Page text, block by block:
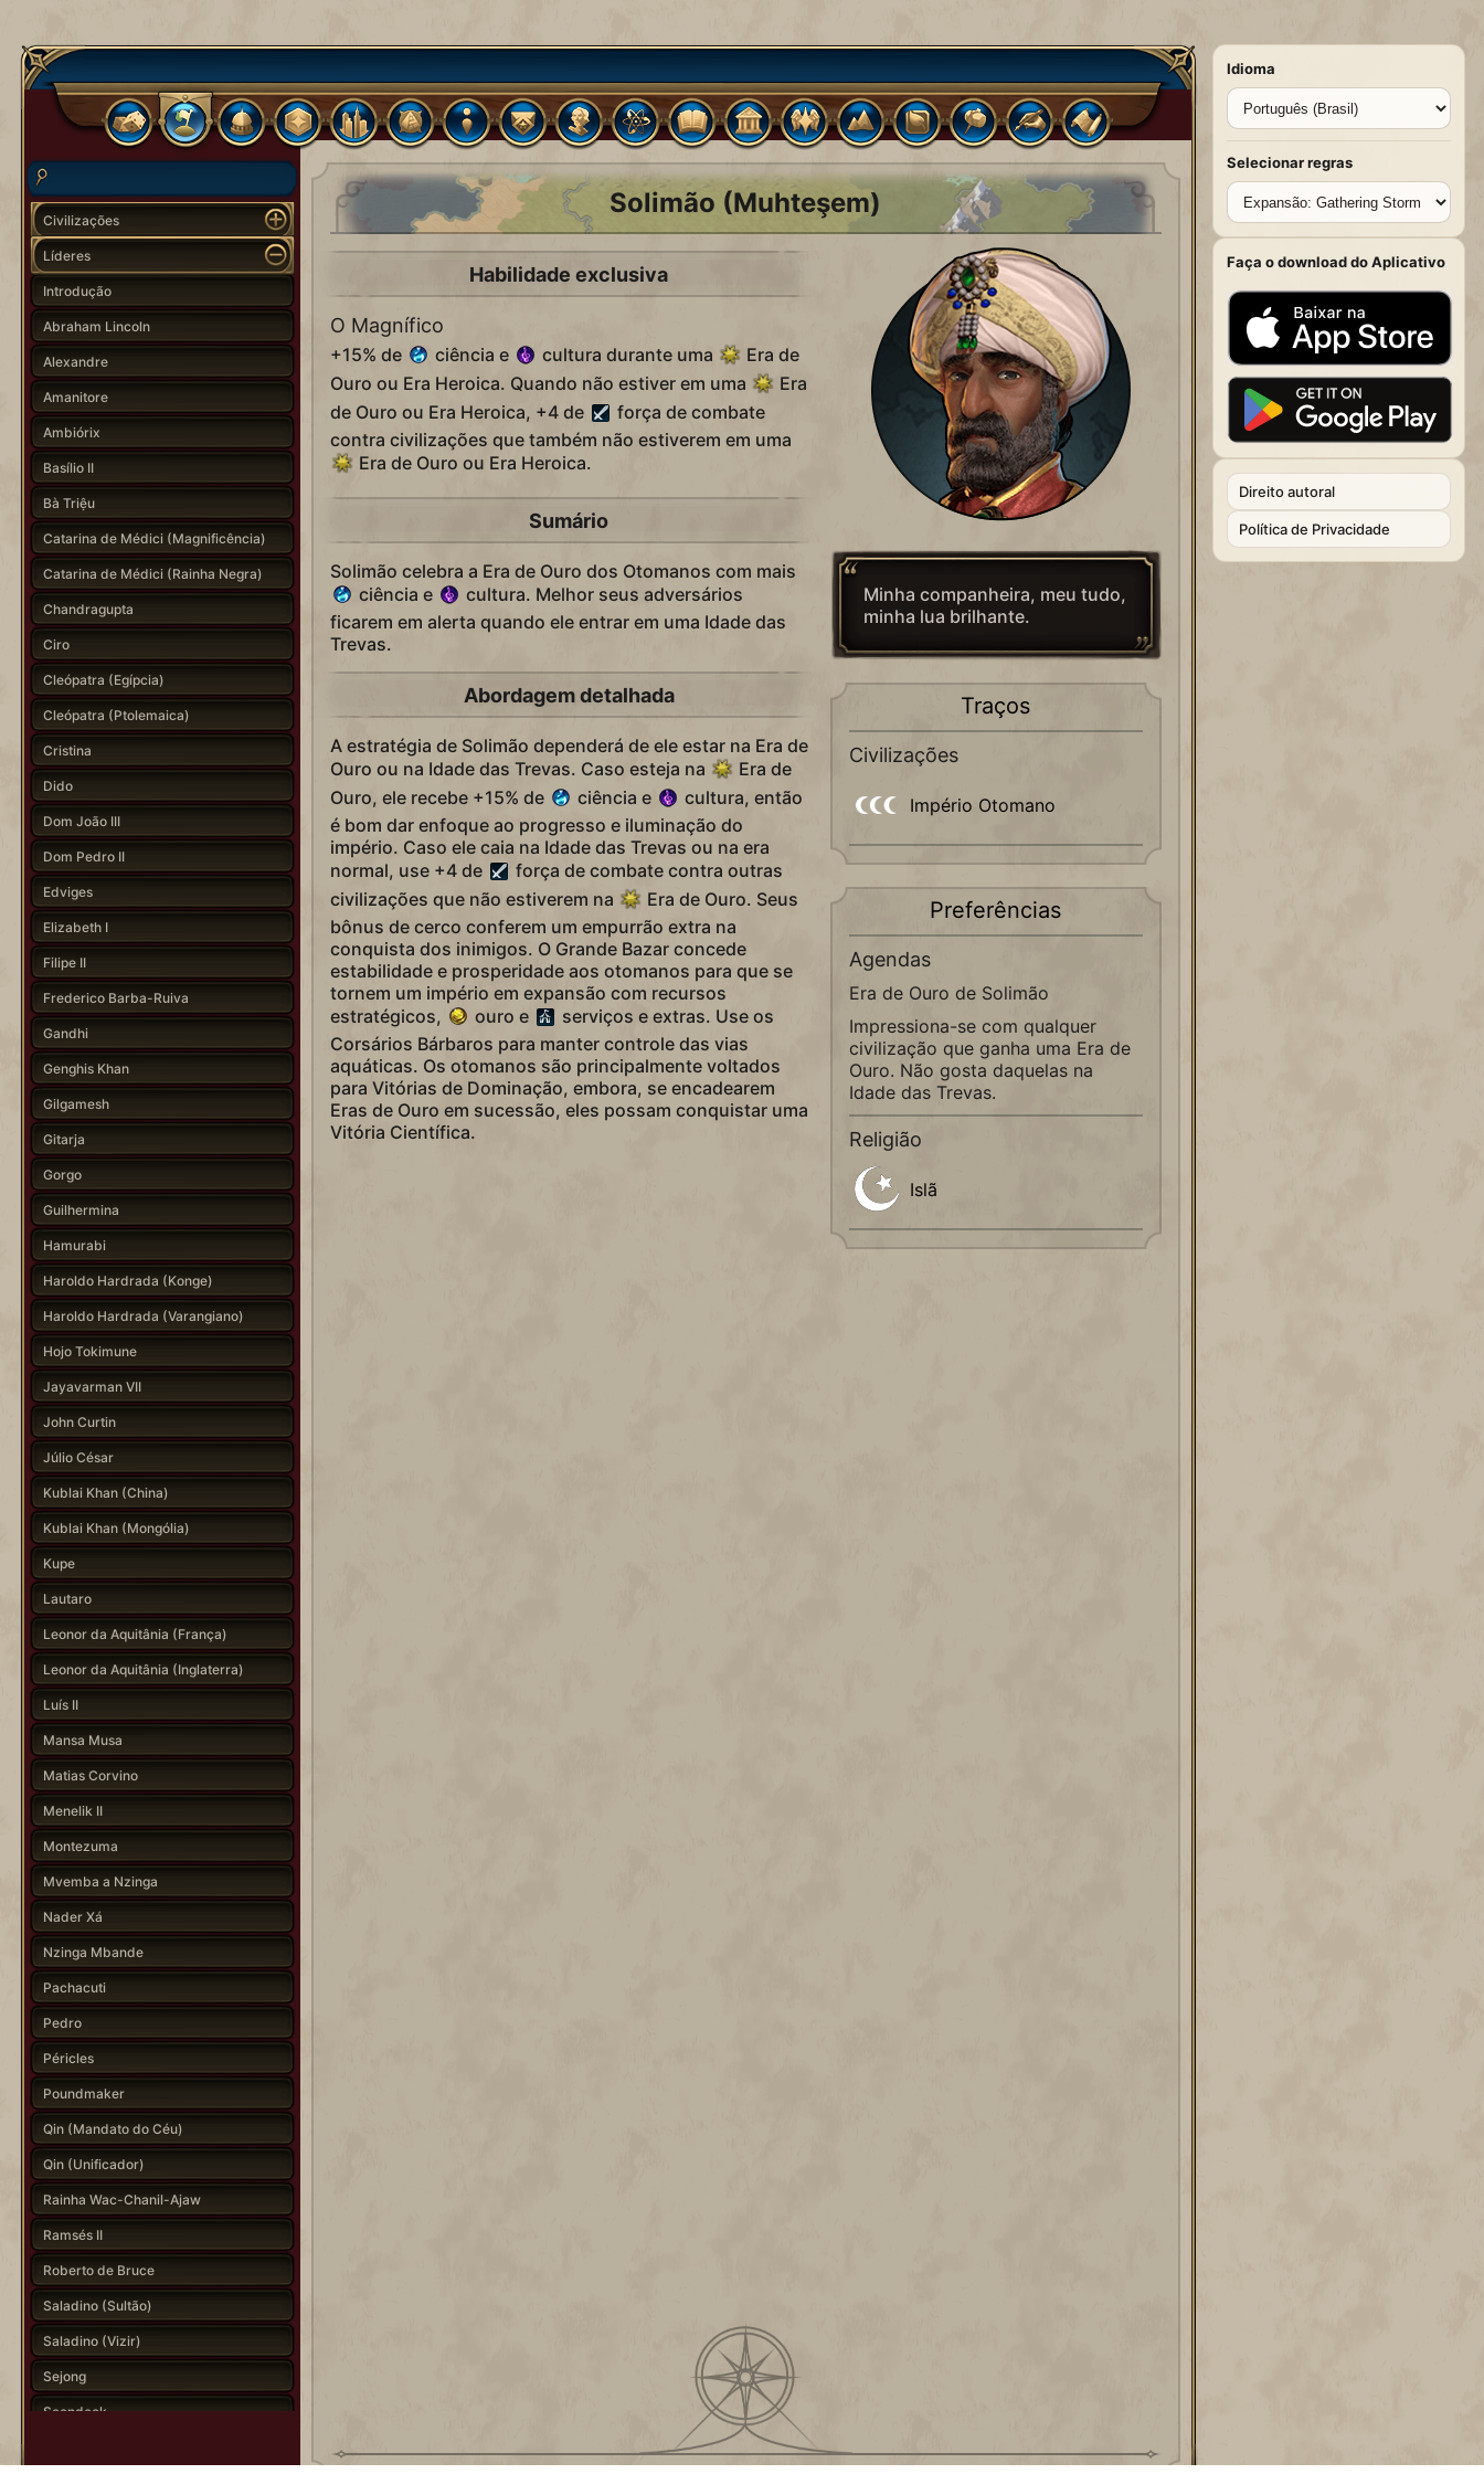
Civilizações
Líderes
Introdução
Abraham Lincoln
Alexandre
Amanitore
Ambiórix
Basílio II
Bà Triệu
Catarina de Médici (Magnificência)
Catarina de Médici (Rainha Negra)
Chandragupta
Ciro
Cleópatra (Egípcia)
Cleópatra (Ptolemaica)
Cristina
Dido
Dom João III
Dom Pedro II
Edviges
Elizabeth I
Filipe II
Frederico Barba-Ruiva
Gandhi
Genghis Khan
Gilgamesh
Gitarja
Gorgo
Guilhermina
Hamurabi
Haroldo Hardrada (Konge)
Haroldo Hardrada (Varangiano)
Hojo Tokimune
Jayavarman VII
John Curtin
Júlio César
Kublai Khan (China)
Kublai Khan (Mongólia)
Kupe
Lautaro
Leonor da Aquitânia (França)
Leonor da Aquitânia (Inglaterra)
Luís II
Mansa Musa
Matias Corvino
Menelik II
Montezuma
Mvemba a Nzinga
Nader Xá
Nzinga Mbande
Pachacuti
Pedro
Péricles
Poundmaker
Qin (Mandato do Céu)
Qin (Unificador)
Rainha Wac-Chanil-Ajaw
Ramsés II
Roberto de Bruce
Saladino (Sultão)
Saladino (Vizir)
Sejong
Seondeok
Solimão (Muhteşem)
Habilidade exclusiva
O Magnífico
+15% de ciência e cultura durante uma
Era de
Ouro ou Era Heroica. Quando não estiver em uma
Era
de Ouro ou Era Heroica, +4 de
força de combate
contra civilizações que também não estiverem em uma
Era de Ouro ou Era Heroica.
Sumário
Solimão celebra a Era de Ouro dos Otomanos com mais
ciência e
cultura. Melhor seus adversários
ficarem em alerta quando ele entrar em uma Idade das
Trevas.
Abordagem detalhada
A estratégia de Solimão dependerá de ele estar na Era de
Ouro ou na Idade das Trevas. Caso esteja na
Era de
Ouro, ele recebe +15% de
ciência e
cultura, então
é bom dar enfoque ao progresso e iluminação do
império. Caso ele caia na Idade das Trevas ou na era
normal, use +4 de
força de combate contra outras
civilizações que não estiverem na
Era de Ouro. Seus
bônus de cerco conferem um empurrão extra na
conquista dos inimigos. O Grande Bazar concede
estabilidade e prosperidade aos otomanos para que se
tornem um império em expansão com recursos
estratégicos,
ouro e
serviços e extras. Use os
Corsários Bárbaros para manter controle das vias
aquáticas. Os otomanos são principalmente voltados
para Vitórias de Dominação, embora, se encadearem
Eras de Ouro em sucessão, eles possam conquistar uma
Vitória Científica.
Minha companheira, meu tudo,
minha lua brilhante.
Traços
Civilizações
Império Otomano
Preferências
Agendas
Era de Ouro de Solimão
Impressiona-se com qualquer
civilização que ganha uma Era de
Ouro. Não gosta daquelas na
Idade das Trevas.
Religião
Islã
Idioma
Selecionar regras
Faça o download do Aplicativo
Direito autoral
Política de Privacidade